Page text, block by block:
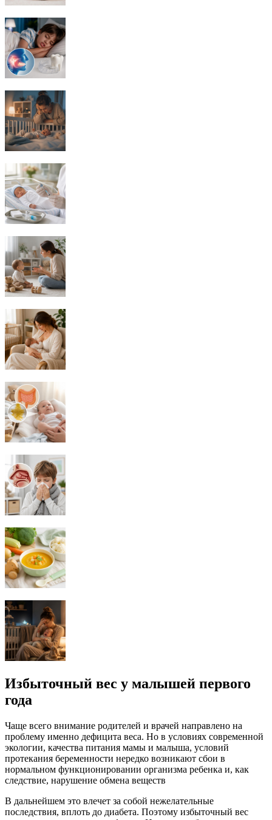
Избыточный вес у малышей первого
года
Чаще всего внимание родителей и врачей направлено на
проблему именно дефицита веса. Но в условиях современной
экологии, качества питания мамы и малыша, условий
протекания беременности нередко возникают сбои в
нормальном функционировании организма ребенка и, как
следствие, нарушение обмена веществ
В дальнейшем это влечет за собой нежелательные
последствия, вплоть до диабета. Поэтому избыточный вес